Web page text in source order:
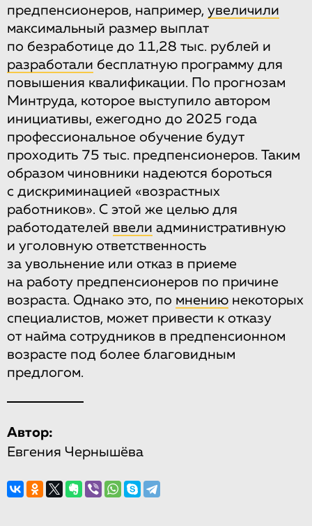
предпенсионеров, например, увеличили
максимальный размер выплат
по безработице до 11,28 тыс. рублей и
разработали бесплатную программу для
повышения квалификации. По прогнозам
Минтруда, которое выступило автором
инициативы, ежегодно до 2025 года
профессиональное обучение будут
проходить 75 тыс. предпенсионеров. Таким
образом чиновники надеются бороться
с дискриминацией «возрастных
работников». С этой же целью для
работодателей ввели административную
и уголовную ответственность
за увольнение или отказ в приеме
на работу предпенсионеров по причине
возраста. Однако это, по мнению некоторых
специалистов, может привести к отказу
от найма сотрудников в предпенсионном
возрасте под более благовидным
предлогом.
Автор:
Евгения Чернышёва